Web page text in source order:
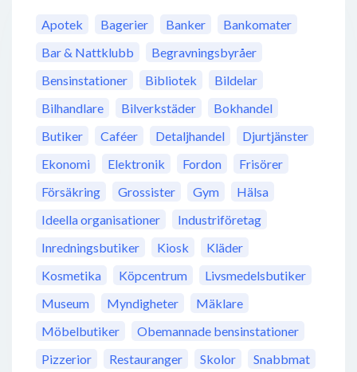
Apotek Bagerier Banker
Bankomater
Bar & Nattklubb
Begravningsbyråer
Bensinstationer
Bibliotek
Bildelar
Bilhandlare
Bilverkstäder
Bokhandel
Butiker
Caféer Detaljhandel
Djurtjänster
Ekonomi
Elektronik Fordon
Frisörer
Försäkring
Grossister Gym
Hälsa
Ideella organisationer
Industriföretag
Inredningsbutiker
Kiosk
Kläder
Kosmetika
Köpcentrum
Livsmedelsbutiker
Museum
Myndigheter
Mäklare
Möbelbutiker
Obemannade bensinstationer
Pizzerior
Restauranger Skolor
Snabbmat